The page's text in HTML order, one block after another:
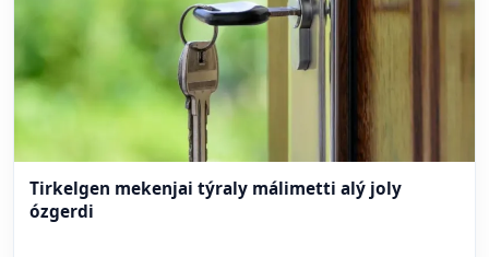
Tirkelgen mekenjai týraly málimetti alý joly
ózgerdi